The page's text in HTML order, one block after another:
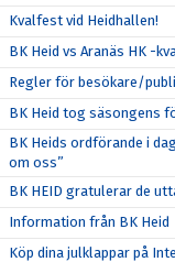
Kvalfest vid Heidhallen!
BK Heid vs Aranäs HK -
Regler för besökare/
BK Heid tog säsongens
BK Heids ordförande i
om oss”
BK HEID gratulerar de
Information från BK Heid
Köp dina julklappar på